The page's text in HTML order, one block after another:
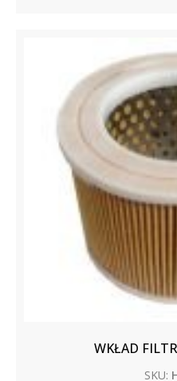
WKŁAD
SKU: